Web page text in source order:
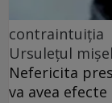
contraintuiția
Ursulețul
Nefericita
va avea